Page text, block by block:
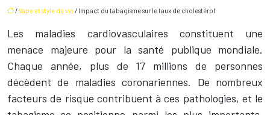
/Vape et style de vie/ Impact du tabagisme sur le taux de cholestérol
Les maladies cardiovasculaires constituent une
menace majeure pour la santé publique mondiale.
Chaque année, plus de 17 millions de personnes
décèdent de maladies coronariennes. De nombreux
facteurs de risque contribuent à ces pathologies, et le